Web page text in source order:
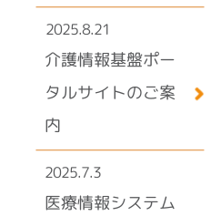
2025.8.21
介護情報基盤ポー
タルサイトのご案
内
2025.7.3
医療情報システム